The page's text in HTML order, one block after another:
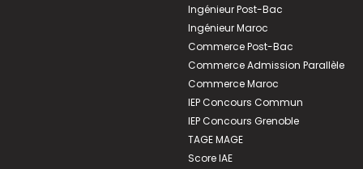
Ingénieur Post-Bac
Ingénieur Maroc
Commerce Post-Bac
Commerce Admission Parallèle
Commerce Maroc
IEP Concours Commun
IEP Concours Grenoble
TAGE MAGE
Score IAE